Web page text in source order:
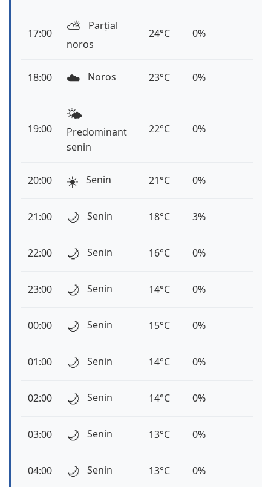
17:00 ⛅️
Parțial
noros
24°C 0%
18:00 ☁️ Noros 23°C 0%
19:00
🌤️
Predominant
senin
22°C 0%
20:00 ☀️ Senin 21°C 0%
21:00 🌙 Senin 18°C 3%
22:00 🌙 Senin 16°C 0%
23:00 🌙 Senin 14°C 0%
00:00 🌙 Senin 15°C 0%
01:00 🌙 Senin 14°C 0%
02:00 🌙 Senin 14°C 0%
03:00 🌙 Senin 13°C 0%
04:00 🌙 Senin 13°C 0%